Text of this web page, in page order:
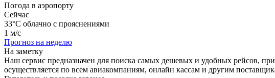
Погода в аэропорту
Сейчас
33°C облачно с прояснениями
1 м/с
Прогноз на неделю
На заметку
Наш сервис предназначен для поиска самых дешевых и удобных рейсов,
осуществляется по всем авиакомпаниям, онлайн кассам и другим